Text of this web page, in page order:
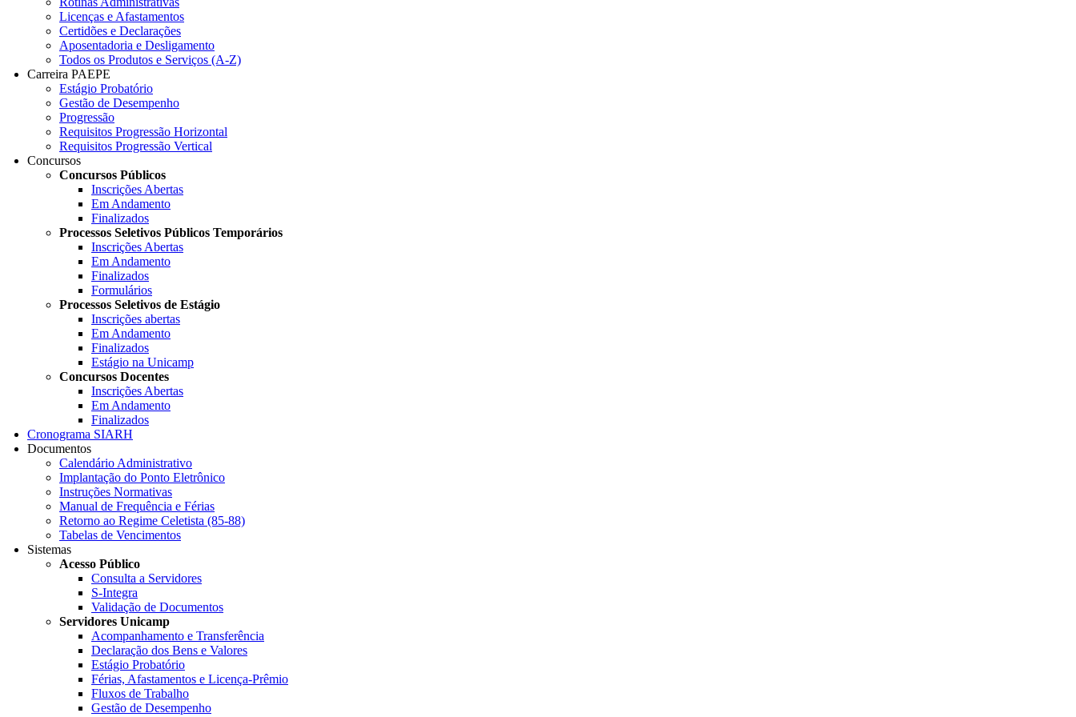
Licenças e Afastamentos
Certidões e Declarações
Aposentadoria e Desligamento
Todos os Produtos e Serviços (A-Z)
Carreira PAEPE
Estágio Probatório
Gestão de Desempenho
Progressão
Requisitos Progressão Horizontal
Requisitos Progressão Vertical
Concursos
Concursos Públicos
Inscrições Abertas
Em Andamento
Finalizados
Processos Seletivos Públicos Temporários
Inscrições Abertas
Em Andamento
Finalizados
Formulários
Processos Seletivos de Estágio
Inscrições abertas
Em Andamento
Finalizados
Estágio na Unicamp
Concursos Docentes
Inscrições Abertas
Em Andamento
Finalizados
Cronograma SIARH
Documentos
Calendário Administrativo
Implantação do Ponto Eletrônico
Instruções Normativas
Manual de Frequência e Férias
Retorno ao Regime Celetista (85-88)
Tabelas de Vencimentos
Sistemas
Acesso Público
Consulta a Servidores
S-Integra
Validação de Documentos
Servidores Unicamp
Acompanhamento e Transferência
Declaração dos Bens e Valores
Estágio Probatório
Férias, Afastamentos e Licença-Prêmio
Fluxos de Trabalho
Gestão de Desempenho